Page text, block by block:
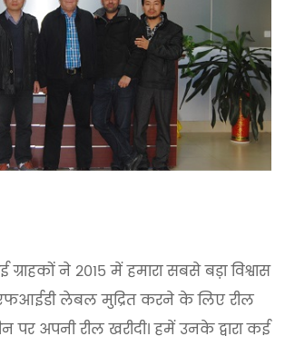
ग्राहकों ने 2015 में हमारा सबसे बड़ा विश्वास
लेबल मुद्रित करने के लिए रील
पर अपनी रील खरीदी। हमें उनके द्वारा कई